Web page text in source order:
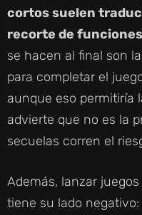
cortos suelen
recorte de
se hacen al final son
para completar el
aunque eso permitiría
advierte que no es la
secuelas corren el
Además, lanzar
tiene su lado